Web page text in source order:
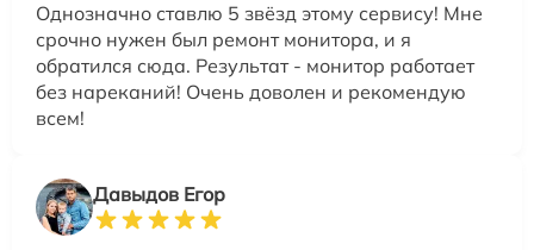
Однозначно ставлю 5 звёзд этому сервису! Мне
срочно нужен был ремонт монитора, и я
обратился сюда. Результат - монитор работает
без нареканий! Очень доволен и рекомендую
всем!
Давыдов Егор